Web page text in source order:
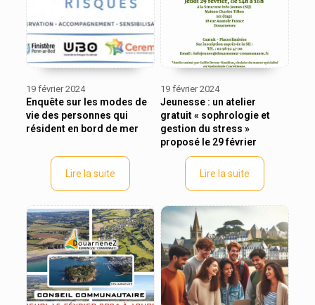
19 février 2024
Enquête sur les modes de
vie des personnes qui
résident en bord de mer
Lire la suite
19 février 2024
Jeunesse : un atelier
gratuit « sophrologie et
gestion du stress »
proposé le 29 février
Lire la suite